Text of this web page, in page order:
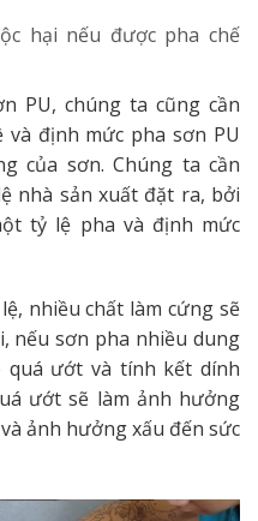
hại nếu được pha chế
PU, chúng ta cũng cần
định mức pha sơn PU
của sơn. Chúng ta cần
nhà sản xuất đặt ra, bởi
tỷ lệ pha và định mức
nhiều chất làm cứng sẽ
nếu sơn pha nhiều dung
quá ướt và tính kết dính
ướt sẽ làm ảnh hưởng
ảnh hưởng xấu đến sức